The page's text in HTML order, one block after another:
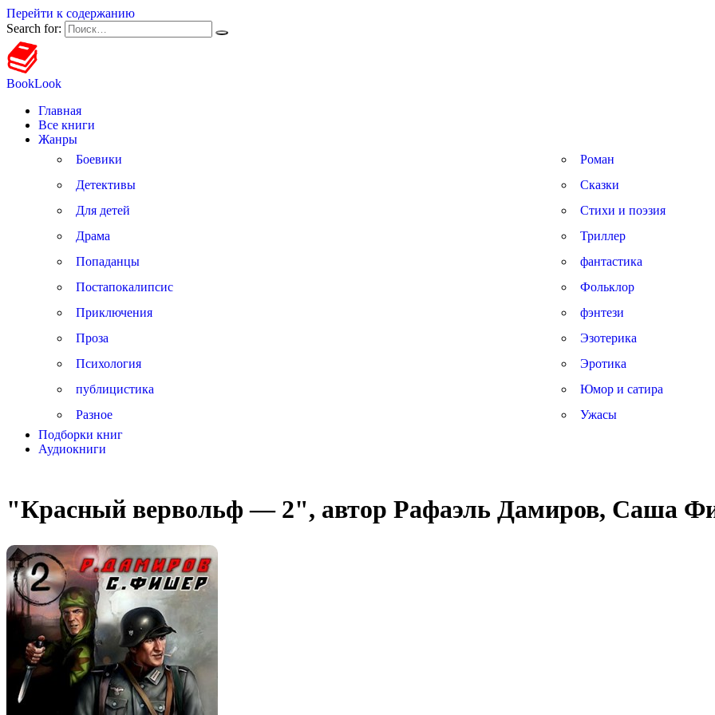
Перейти к содержанию
Search for:
BookLook
Главная
Все книги
Жанры
Боевики
Детективы
Для детей
Драма
Попаданцы
Постапокалипсис
Приключения
Проза
Психология
публицистика
Разное
Роман
Сказки
Стихи и поэзия
Триллер
фантастика
Фольклор
фэнтези
Эзотерика
Эротика
Юмор и сатира
Ужасы
Подборки книг
Аудиокниги
"Красный вервольф — 2", автор Рафаэль Дамиров, Саша